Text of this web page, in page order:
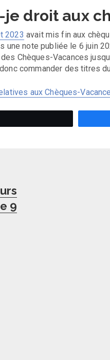
droit aux
2023 avait mis fin aux
une note publiée le 6 juin
Chèques-Vacances
commander des titres
aux Chèques-
9